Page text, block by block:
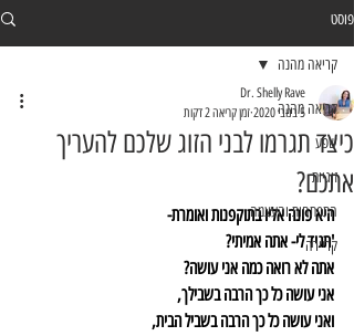
פוסט
קריאה מהנה
שפע
זוגיות
התפתחות והעצמה
קריירה
קריאה מהנה
כיצד תגרמו לבני הזוג שלכם להעריך
אתכם?
Dr. Shelly Rave
5 בנוב׳ 2020
זמן קריאה 2 דקות
היא פונה אליו בתוקפנות ואומרת-
'תגיד לי- אתה אמיתי?
אתה לא רואה כמה אני עושה?
אני עושה כל כך הרבה בשבילך,
ואני עושה כל כך הרבה בשביל הבית,